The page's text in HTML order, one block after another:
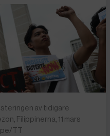
av tidigare
Filippinerna, 11 mars
TT